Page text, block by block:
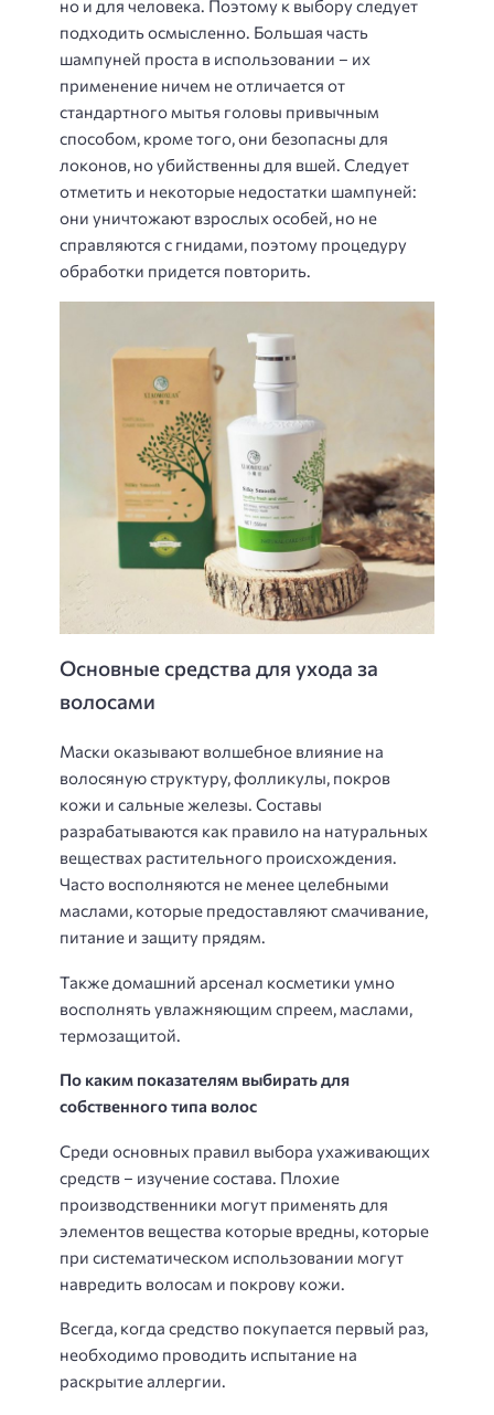
но и для человека. Поэтому к выбору следует
подходить осмысленно. Большая часть
шампуней проста в использовании – их
применение ничем не отличается от
стандартного мытья головы привычным
способом, кроме того, они безопасны для
локонов, но убийственны для вшей. Следует
отметить и некоторые недостатки шампуней:
они уничтожают взрослых особей, но не
справляются с гнидами, поэтому процедуру
обработки придется повторить.
Основные средства для ухода за
волосами
Маски оказывают волшебное влияние на
волосяную структуру, фолликулы, покров
кожи и сальные железы. Составы
разрабатываются как правило на натуральных
веществах растительного происхождения.
Часто восполняются не менее целебными
маслами, которые предоставляют смачивание,
питание и защиту прядям.
Также домашний арсенал косметики умно
восполнять увлажняющим спреем, маслами,
термозащитой.
По каким показателям выбирать для
собственного типа волос
Среди основных правил выбора ухаживающих
средств – изучение состава. Плохие
производственники могут применять для
элементов вещества которые вредны, которые
при систематическом использовании могут
навредить волосам и покрову кожи.
Всегда, когда средство покупается первый раз,
необходимо проводить испытание на
раскрытие аллергии.